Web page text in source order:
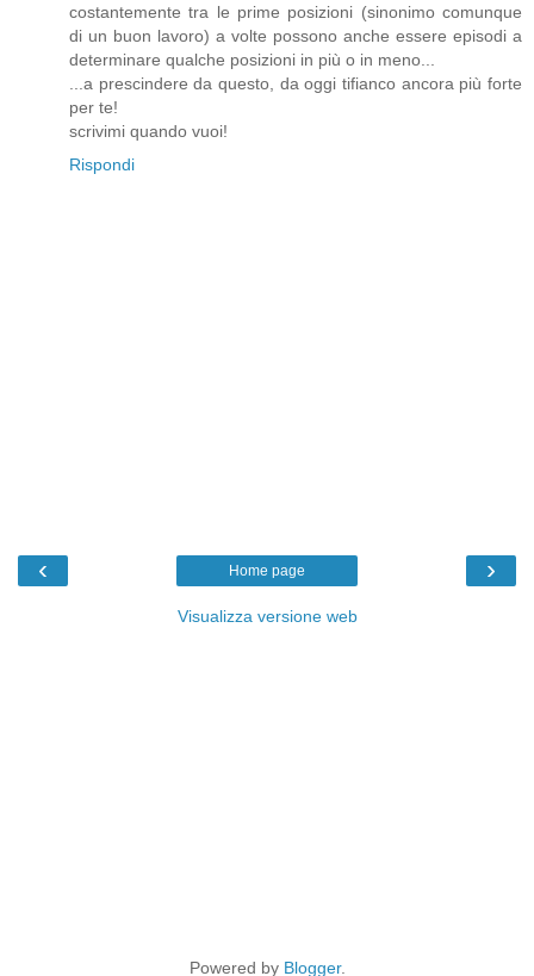
costantemente tra le prime posizioni (sinonimo comunque
di un buon lavoro) a volte possono anche essere episodi a
determinare qualche posizioni in più o in meno...
...a prescindere da questo, da oggi tifianco ancora più forte
per te!
scrivimi quando vuoi!
Rispondi
‹ ›
Home page
Visualizza versione web
Powered by Blogger.